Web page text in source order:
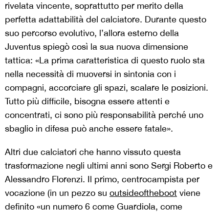
rivelata vincente, soprattutto per merito della
perfetta adattabilità del calciatore. Durante questo
suo percorso evolutivo, l’allora esterno della
Juventus spiegò così la sua nuova dimensione
tattica: «La prima caratteristica di questo ruolo sta
nella necessità di muoversi in sintonia con i
compagni, accorciare gli spazi, scalare le posizioni.
Tutto più difficile, bisogna essere attenti e
concentrati, ci sono più responsabilità perché uno
sbaglio in difesa può anche essere fatale».
Altri due calciatori che hanno vissuto questa
trasformazione negli ultimi anni sono Sergi Roberto e
Alessandro Florenzi. Il primo, centrocampista per
vocazione (in un pezzo su outsideoftheboot viene
definito «un numero 6 come Guardiola, come